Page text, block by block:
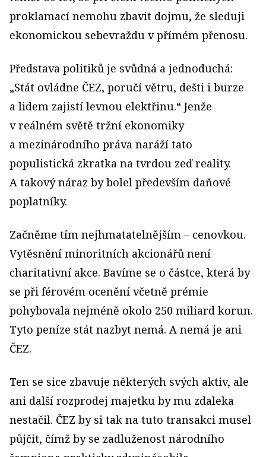
proklamací nemohu zbavit dojmu, že sleduji
ekonomickou sebevraždu v přímém přenosu.
Představa politiků je svůdná a jednoduchá:
„Stát ovládne ČEZ, poručí větru, dešti i burze
a lidem zajistí levnou elektřinu.“ Jenže
v reálném světě tržní ekonomiky
a mezinárodního práva naráží tato
populistická zkratka na tvrdou zeď reality.
A takový náraz by bolel především daňové
poplatníky.
Začněme tím nejhmatatelnějším – cenovkou.
Vytěsnění minoritních akcionářů není
charitativní akce. Bavíme se o částce, která by
se při férovém ocenění včetně prémie
pohybovala nejméně okolo 250 miliard korun.
Tyto peníze stát nazbyt nemá. A nemá je ani
ČEZ.
Ten se sice zbavuje některých svých aktiv, ale
ani další rozprodej majetku by mu zdaleka
nestačil. ČEZ by si tak na tuto transakci musel
půjčit, čímž by se zadluženost národního